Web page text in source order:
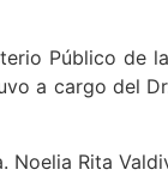
Público de
a cargo del
Rita